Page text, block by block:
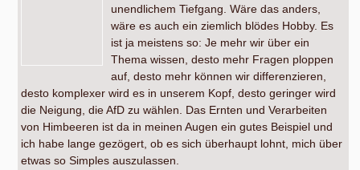
unendlichem Tiefgang. Wäre das anders,
wäre es auch ein ziemlich blödes Hobby. Es
ist ja meistens so: Je mehr wir über ein
Thema wissen, desto mehr Fragen ploppen
auf, desto mehr können wir differenzieren,
desto komplexer wird es in unserem Kopf, desto geringer wird
die Neigung, die AfD zu wählen. Das Ernten und Verarbeiten
von Himbeeren ist da in meinen Augen ein gutes Beispiel und
ich habe lange gezögert, ob es sich überhaupt lohnt, mich über
etwas so Simples auszulassen.